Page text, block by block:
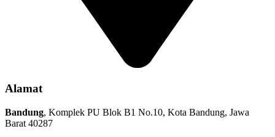
Alamat
Bandung, Komplek PU Blok B1 No.10, Kota Bandung, Jawa
Barat 40287